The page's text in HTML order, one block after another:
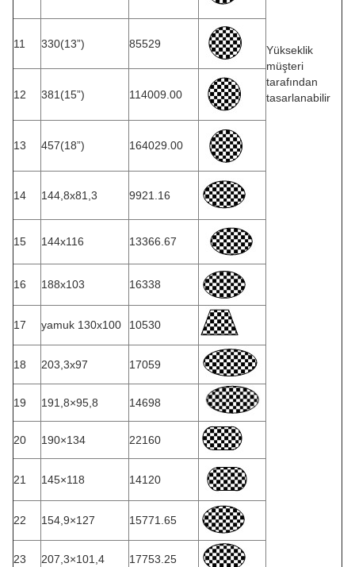
Yükseklik
müşteri
tarafından
tasarlanabilir
11 330(13”) 85529
12 381(15”) 114009.00
13 457(18”) 164029.00
14 144,8x81,3 9921.16
15 144x116 13366.67
16 188x103 16338
17 yamuk 130x100 10530
18 203,3x97 17059
19 191,8×95,8 14698
20 190×134 22160
21 145×118 14120
22 154,9×127 15771.65
23 207,3×101,4 17753.25